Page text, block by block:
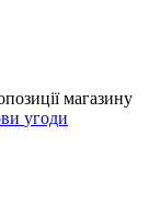
магазину
угоди